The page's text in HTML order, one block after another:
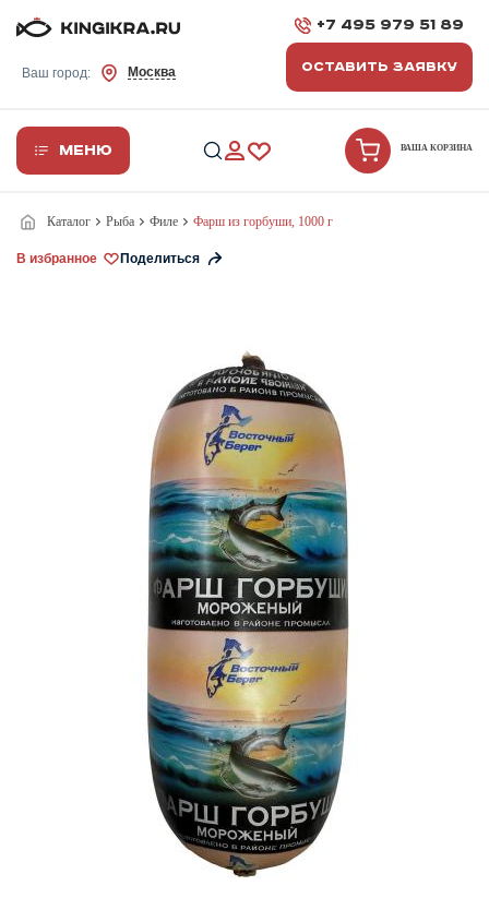
Ваш город: Москва
+7 495 979 51 89
ОСТАВИТЬ ЗАЯВКУ
Меню ВАША КОРЗИНА
Каталог Рыба Филе Фарш из горбуши, 1000 г
В избранное